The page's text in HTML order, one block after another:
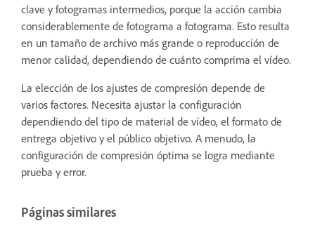
clave y fotogramas intermedios, porque la acción cambia
considerablemente de fotograma a fotograma. Esto resulta
en un tamaño de archivo más grande o reproducción de
menor calidad, dependiendo de cuánto comprima el vídeo.
La elección de los ajustes de compresión depende de
varios factores. Necesita ajustar la configuración
dependiendo del tipo de material de vídeo, el formato de
entrega objetivo y el público objetivo. A menudo, la
configuración de compresión óptima se logra mediante
prueba y error.
Páginas similares